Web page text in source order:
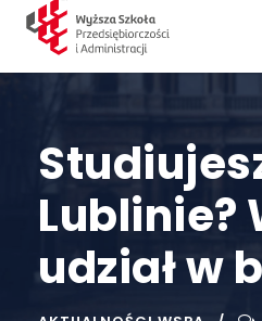
Lublinie?
udział w